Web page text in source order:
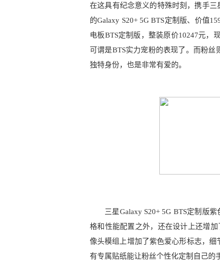
在这具有纪念意义的特殊时刻，携手三
的Galaxy S20+ 5G BTS定制版、价值
电板BTS定制版，整装原价10247元，
可谓是BTS实力宠粉的表现了。而粉丝
独特身份，也是非常有爱的。
三星Galaxy S20+ 5G BTS定制版
格和性能配置之外，还在设计上还增
像头模组上增加了紫色爱心形标志，
有专属贴纸能让粉丝个性化定制自己的